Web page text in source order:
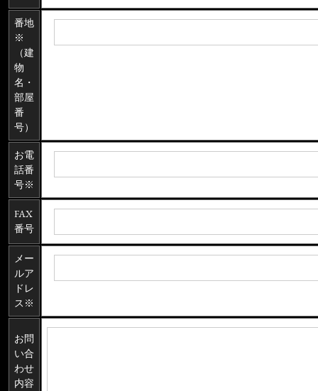
番地
※
（建
物
名・
部屋
番
号）
お電
話番
号※
FAX
番号
メー
ルア
ドレ
ス※
お問
い合
わせ
内容